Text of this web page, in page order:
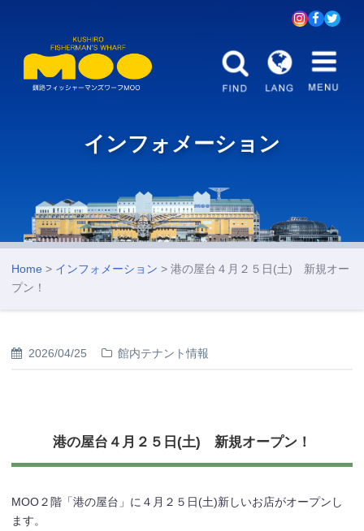
インフォメーション
Home > インフォメーション > 港の屋台４月２５日(土) 新規オー
プン！
2026/04/25 館内テナント情報
港の屋台４月２５日(土) 新規オープン！
MOO２階「港の屋台」に４月２５日(土)新しいお店がオープンし
ます。